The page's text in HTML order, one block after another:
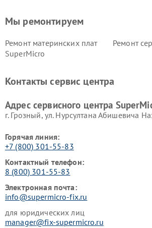
Мы ремонтируем
Ремонт материнских плат
SuperMicro
Ремонт
Контакты сервис центра
Адрес сервисного центра
г. Грозный, ул. Нурсултана Абишевича
Горячая линия:
+7 (800) 301-55-83
Контактный телефон:
8 (800) 301-55-83
Электронная почта:
info@supermicro-fix.ru
для юридических лиц
manager@fix-supermicro.ru